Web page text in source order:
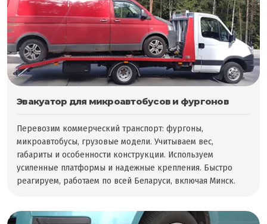
Эвакуатор для микроавтобусов и фургонов
Перевозим коммерческий транспорт: фургоны,
микроавтобусы, грузовые модели. Учитываем вес,
габариты и особенности конструкции. Используем
усиленные платформы и надежные крепления. Быстро
реагируем, работаем по всей Беларуси, включая Минск.